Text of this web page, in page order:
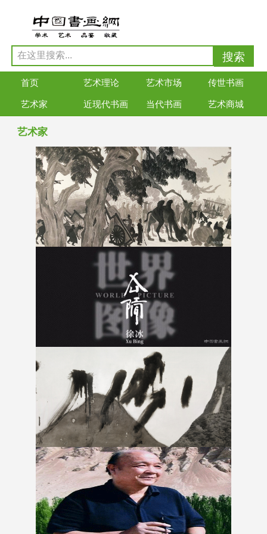
首页 艺术理论 艺术市场 传世书画
艺术家 近现代书画 当代书画 艺术商城
艺术家